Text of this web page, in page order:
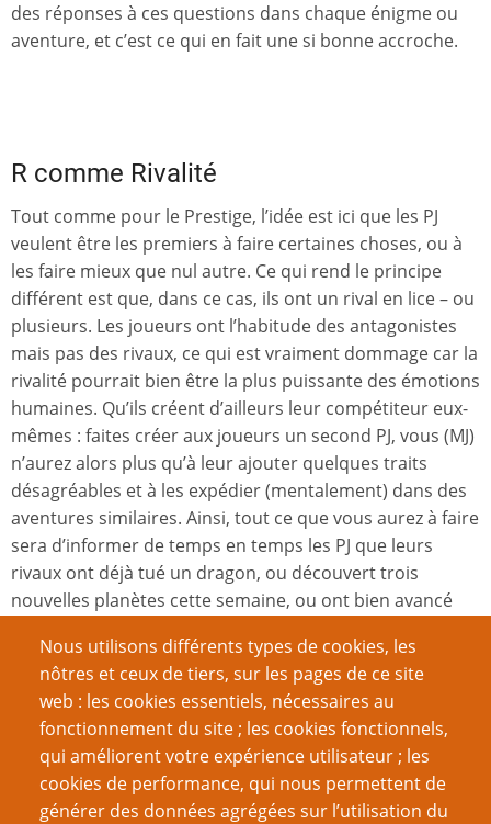
des réponses à ces questions dans chaque énigme ou
aventure, et c’est ce qui en fait une si bonne accroche.
R comme Rivalité
Tout comme pour le Prestige, l’idée est ici que les PJ
veulent être les premiers à faire certaines choses, ou à
les faire mieux que nul autre. Ce qui rend le principe
différent est que, dans ce cas, ils ont un rival en lice – ou
plusieurs. Les joueurs ont l’habitude des antagonistes
mais pas des rivaux, ce qui est vraiment dommage car la
rivalité pourrait bien être la plus puissante des émotions
humaines. Qu’ils créent d’ailleurs leur compétiteur eux-
mêmes : faites créer aux joueurs un second PJ, vous (MJ)
n’aurez alors plus qu’à leur ajouter quelques traits
désagréables et à les expédier (mentalement) dans des
aventures similaires. Ainsi, tout ce que vous aurez à faire
sera d’informer de temps en temps les PJ que leurs
rivaux ont déjà tué un dragon, ou découvert trois
nouvelles planètes cette semaine, ou ont bien avancé
n’ont pas à se contenter d’essayer de rattraper leur
retard – le sabotage est toujours une option valable !
S comme Spécialistes
Nous utilisons différents types de cookies, les
nôtres et ceux de tiers, sur les pages de ce site
web : les cookies essentiels, nécessaires au
fonctionnement du site ; les cookies fonctionnels,
qui améliorent votre expérience utilisateur ; les
cookies de performance, qui nous permettent de
générer des données agrégées sur l’utilisation du